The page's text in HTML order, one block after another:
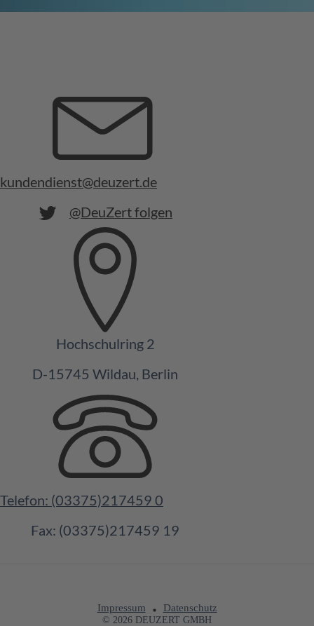
kundendienst@deuzert.de
@DeuZert folgen
Hochschulring 2
D-15745 Wildau, Berlin
Telefon: (03375)217459 0
Fax: (03375)217459 19
© 2026 DEUZERT GMBH
Impressum Datenschutz